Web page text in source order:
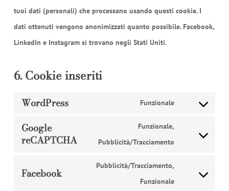
tuoi dati (personali) che processano usando questi cookie. I
dati ottenuti vengono anonimizzati quanto possibile. Facebook,
LinkedIn e Instagram si trovano negli Stati Uniti.
6. Cookie inseriti
WordPress
Funzionale
Consent
Google
reCAPTCHA
Funzionale,
Pubblicità/Tracciamento
Consent
service
Facebook
Pubblicità/Tracciamento,
Funzionale
Consent